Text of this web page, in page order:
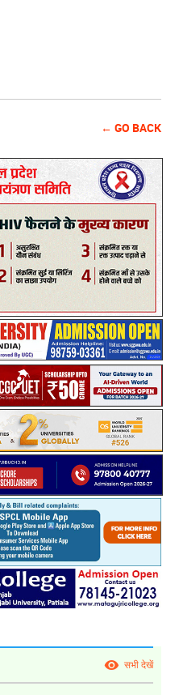
← GO BACK
सभी देखें